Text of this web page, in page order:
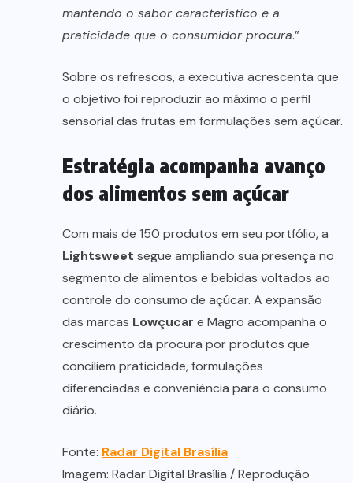
mantendo o sabor característico e a
praticidade que o consumidor procura.”
Sobre os refrescos, a executiva acrescenta que
o objetivo foi reproduzir ao máximo o perfil
sensorial das frutas em formulações sem açúcar.
Estratégia acompanha avanço
dos alimentos sem açúcar
Com mais de 150 produtos em seu portfólio, a
Lightsweet segue ampliando sua presença no
segmento de alimentos e bebidas voltados ao
controle do consumo de açúcar. A expansão
das marcas Lowçucar e Magro acompanha o
crescimento da procura por produtos que
conciliem praticidade, formulações
diferenciadas e conveniência para o consumo
diário.
Fonte: Radar Digital Brasília
Imagem: Radar Digital Brasília / Reprodução